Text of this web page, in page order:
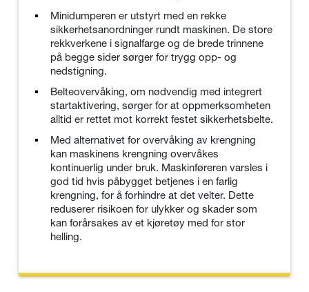
Minidumperen er utstyrt med en rekke
sikkerhetsanordninger rundt maskinen. De store
rekkverkene i signalfarge og de brede trinnene
på begge sider sørger for trygg opp- og
nedstigning.
Belteovervåking, om nødvendig med integrert
startaktivering, sørger for at oppmerksomheten
alltid er rettet mot korrekt festet sikkerhetsbelte.
Med alternativet for overvåking av krengning
kan maskinens krengning overvåkes
kontinuerlig under bruk. Maskinføreren varsles i
god tid hvis påbygget betjenes i en farlig
krengning, for å forhindre at det velter. Dette
reduserer risikoen for ulykker og skader som
kan forårsakes av et kjøretøy med for stor
helling.